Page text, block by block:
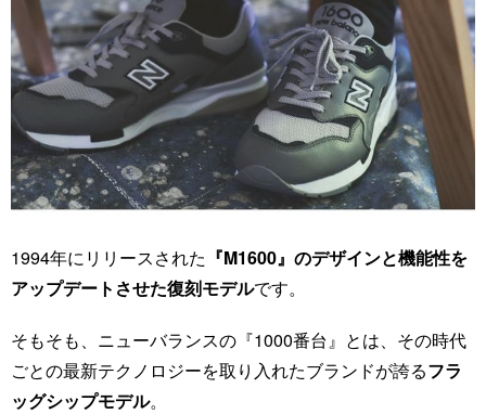
1994年にリリースされた 『M1600』のデザインと機能性を
アップデートさせた復刻モデルです。
そもそも、ニューバランスの『1000番台』とは、その時代
ごとの最新テクノロジーを取り入れたブランドが誇るフラ
ッグシップモデル。